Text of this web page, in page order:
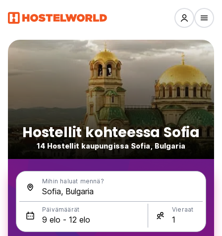
Hostellit kohteessa Sofia
14 Hostellit kaupungissa Sofia, Bulgaria
Mihin haluat mennä?
Päivämäärät Vieraat